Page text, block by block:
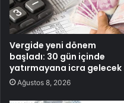
Vergide yeni dönem
başladı: 30 gün içinde
yatırmayana icra gelecek
Ağustos 8, 2026